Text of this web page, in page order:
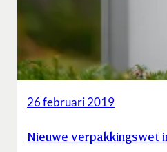
26 februari 2019
Nieuwe verpakkingswet